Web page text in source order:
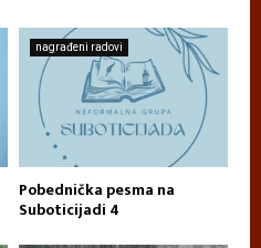
nagrađeni radovi
Pobednička pesma na
Suboticijadi 4